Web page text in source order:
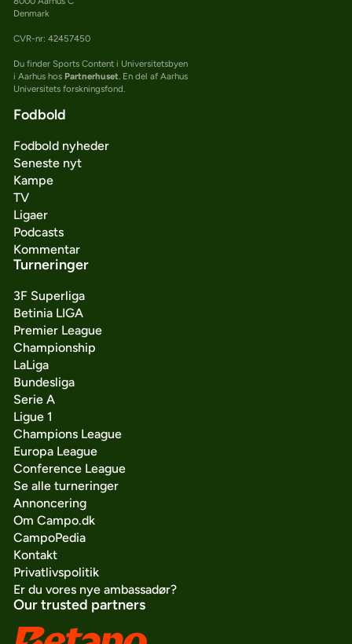
Denmark
CVR-nr: 42457450
Du finder Sports Content i Universitetsbyen
i Aarhus hos Partnerhuset. En del af Aarhus
Universitets forskningsfond.
Fodbold
Fodbold nyheder
Seneste nyt
Kampe
TV
Ligaer
Podcasts
Kommentar
Turneringer
3F Superliga
Betinia LIGA
Premier League
Championship
LaLiga
Bundesliga
Serie A
Ligue 1
Champions League
Europa League
Conference League
Se alle turneringer
Annoncering
Om Campo.dk
CampoPedia
Kontakt
Privatlivspolitik
Er du vores nye ambassadør?
Our trusted partners